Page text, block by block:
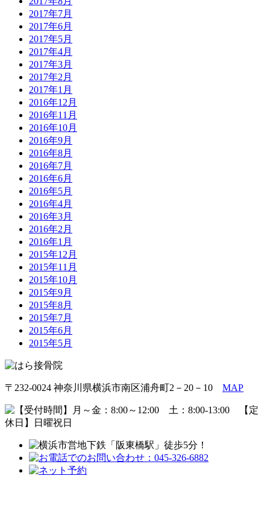
2017年7月
2017年6月
2017年5月
2017年4月
2017年3月
2017年2月
2017年1月
2016年12月
2016年11月
2016年10月
2016年9月
2016年8月
2016年7月
2016年6月
2016年5月
2016年4月
2016年3月
2016年2月
2016年1月
2015年12月
2015年11月
2015年10月
2015年9月
2015年8月
2015年7月
2015年6月
2015年5月
〒232-0024 神奈川県横浜市南区浦舟町2－20－10 MAP